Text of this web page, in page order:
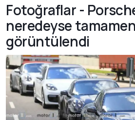
Fotoğraflar -
neredeyse
görüntülendi